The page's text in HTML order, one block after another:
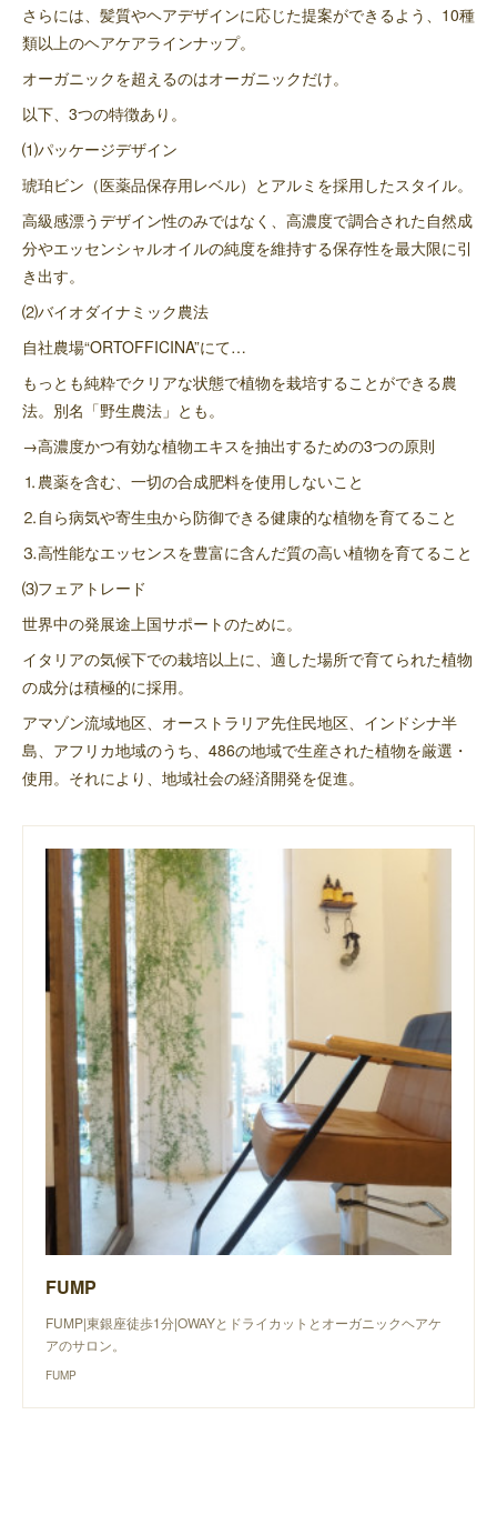
さらには、髪質やヘアデザインに応じた提案ができるよう、10種
類以上のヘアケアラインナップ。
オーガニックを超えるのはオーガニックだけ。
以下、3つの特徴あり。
⑴パッケージデザイン
琥珀ビン（医薬品保存用レベル）とアルミを採用したスタイル。
高級感漂うデザイン性のみではなく、高濃度で調合された自然成
分やエッセンシャルオイルの純度を維持する保存性を最大限に引
き出す。
⑵バイオダイナミック農法
自社農場“ORTOFFICINA”にて…
もっとも純粋でクリアな状態で植物を栽培することができる農
法。別名「野生農法」とも。
→高濃度かつ有効な植物エキスを抽出するための3つの原則
⒈農薬を含む、一切の合成肥料を使用しないこと
⒉自ら病気や寄生虫から防御できる健康的な植物を育てること
⒊高性能なエッセンスを豊富に含んだ質の高い植物を育てること
⑶フェアトレード
世界中の発展途上国サポートのために。
イタリアの気候下での栽培以上に、適した場所で育てられた植物
の成分は積極的に採用。
アマゾン流域地区、オーストラリア先住民地区、インドシナ半
島、アフリカ地域のうち、486の地域で生産された植物を厳選・
使用。それにより、地域社会の経済開発を促進。
FUMP
FUMP|東銀座徒歩1分|OWAYとドライカットとオーガニックヘアケ
アのサロン。
FUMP